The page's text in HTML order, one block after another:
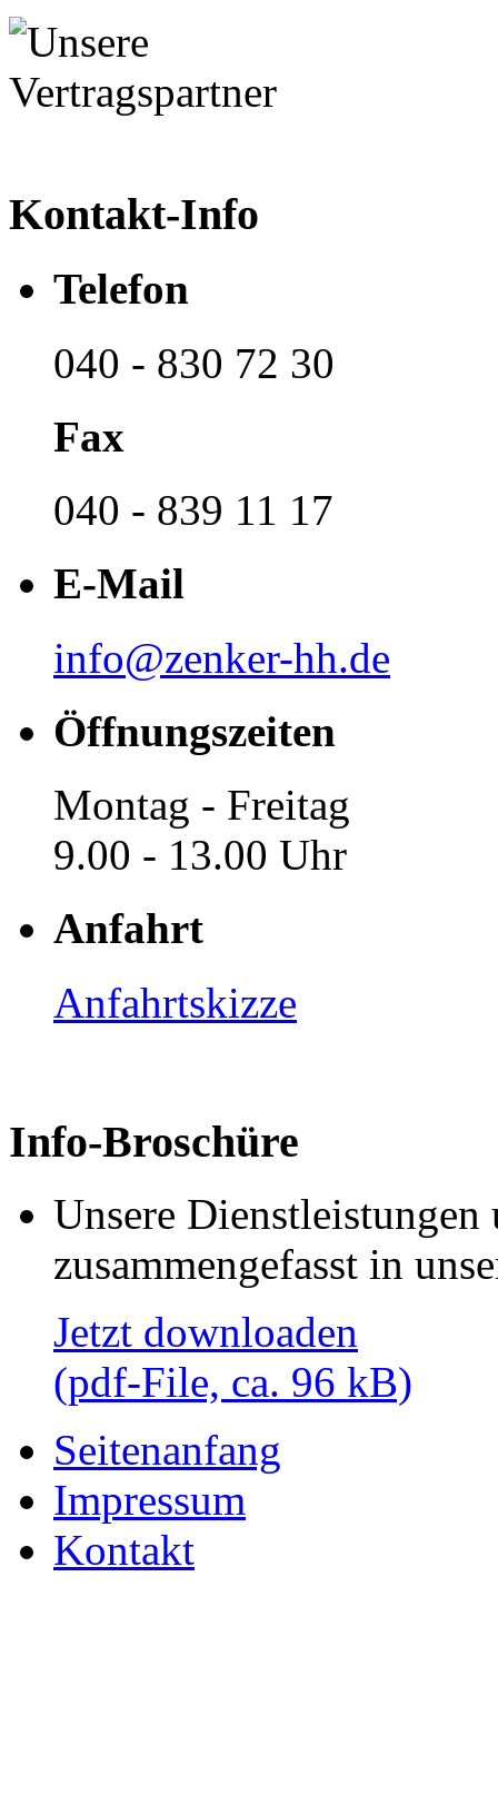
Kontakt-Info
Telefon
040 - 830 72 30
Fax
040 - 839 11 17
E-Mail
info@zenker-hh.de
Öffnungszeiten
Montag - Freitag
9.00 - 13.00 Uhr
Anfahrt
Anfahrtskizze
Info-Broschüre
Unsere
zusammengefasst in
Jetzt downloaden
(pdf-File, ca. 96 kB)
Seitenanfang
Impressum
Kontakt